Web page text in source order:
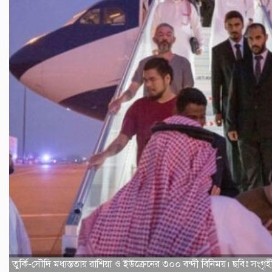
তুর্কি-সৌদি মধ্যস্ততায় রাশিয়া ও ইউক্রেনের ৩০০ বন্দী বিনিময়। ছবিঃ